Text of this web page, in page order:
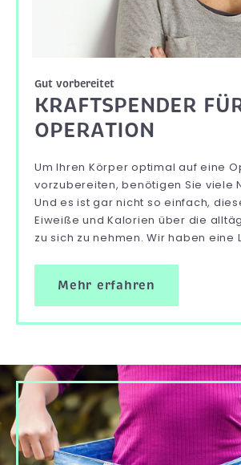
Gut vorbereitet
KRAFTSPENDER
OPERATION
Um Ihren Körper optimal auf eine
vorzubereiten, benötigen Sie viele
Und es ist gar nicht so einfach,
Eiweiße und Kalorien über die
zu sich zu nehmen. Wir haben eine
Mehr erfahren